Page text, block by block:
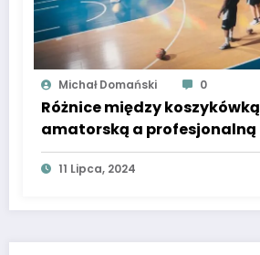
Michał Domański 0
Różnice między koszykówką
amatorską a profesjonalną
11 Lipca, 2024